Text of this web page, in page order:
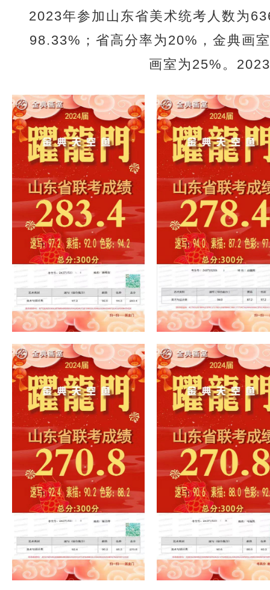
2023年参加山东省美术统考人数为
98.33%；省高分率为20%，金典画
画室为25%。